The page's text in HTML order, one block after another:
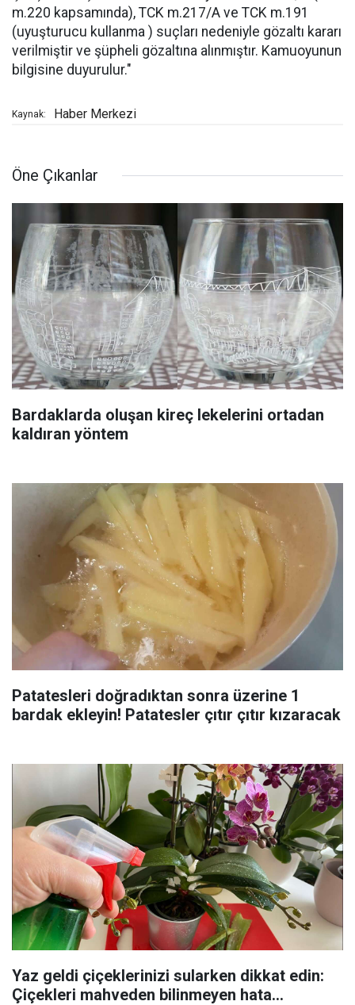
m.220 kapsamında), TCK m.217/A ve TCK m.191
(uyuşturucu kullanma ) suçları nedeniyle gözaltı kararı
verilmiştir ve şüpheli gözaltına alınmıştır. Kamuoyunun
bilgisine duyurulur."
Kaynak: Haber Merkezi
Öne Çıkanlar
Bardaklarda oluşan kireç lekelerini ortadan
kaldıran yöntem
Patatesleri doğradıktan sonra üzerine 1
bardak ekleyin! Patatesler çıtır çıtır kızaracak
Yaz geldi çiçeklerinizi sularken dikkat edin:
Çiçekleri mahveden bilinmeyen hata...